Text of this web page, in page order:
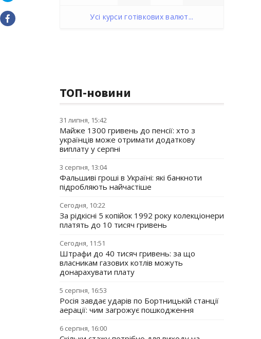
Усі курси готівкових валют...
ТОП-новини
31 липня, 15:42
Майже 1300 гривень до пенсії: хто з
українців може отримати додаткову
виплату у серпні
3 серпня, 13:04
Фальшиві гроші в Україні: які банкноти
підробляють найчастіше
Сегодня, 10:22
За рідкісні 5 копійок 1992 року колекціонери
платять до 10 тисяч гривень
Сегодня, 11:51
Штрафи до 40 тисяч гривень: за що
власникам газових котлів можуть
донарахувати плату
5 серпня, 16:53
Росія завдає ударів по Бортницькій станції
аерації: чим загрожує пошкодження
6 серпня, 16:00